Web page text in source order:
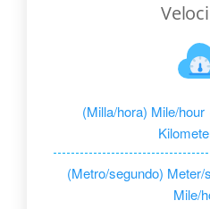
(Milla/hora) Mile/
(Metro/segundo)
Mile/